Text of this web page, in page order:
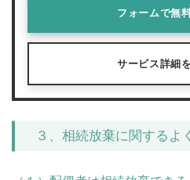
フォームで無
サービス詳細
３、相続放棄に関するよ